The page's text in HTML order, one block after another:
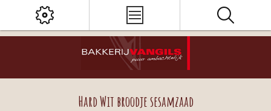
Hard Wit broodje sesamzaad